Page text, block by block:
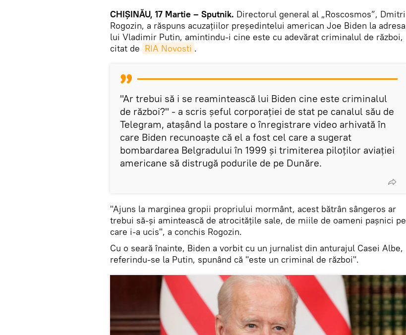
CHIȘINĂU, 17 Martie – Sputnik. Directorul general al „Roscosmos”, Dmitri
Rogozin, a răspuns acuzațiilor președintelui american Joe Biden la adresa
lui Vladimir Putin, amintindu-i cine este cu adevărat criminalul de război,
citat de RIA Novosti .
"Ar trebui să i se reamintească lui Biden cine este criminalul
de război?" - a scris șeful corporației de stat pe canalul său de
Telegram, atașând la postare o înregistrare video arhivată în
care Biden recunoaște că el a fost cel care a sugerat
bombardarea Belgradului în 1999 și trimiterea piloților aviației
americane să distrugă podurile de pe Dunăre.
"Ajuns la marginea gropii propriului mormânt, acest bătrân sângeros ar
trebui să-și amintească de atrocitățile sale, de miile de oameni pașnici pe
care i-a ucis", a conchis Rogozin.
Cu o seară înainte, Biden a vorbit cu un jurnalist din anturajul Casei Albe,
referindu-se la Putin, spunând că "este un criminal de război".